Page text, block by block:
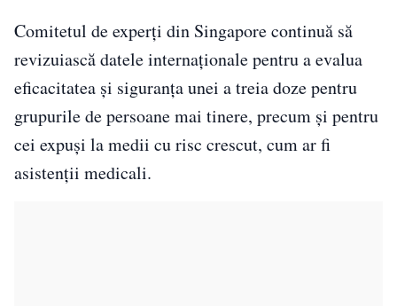
Comitetul de experți din Singapore continuă să
revizuiască datele internaționale pentru a evalua
eficacitatea și siguranța unei a treia doze pentru
grupurile de persoane mai tinere, precum și pentru
cei expuși la medii cu risc crescut, cum ar fi
asistenții medicali.